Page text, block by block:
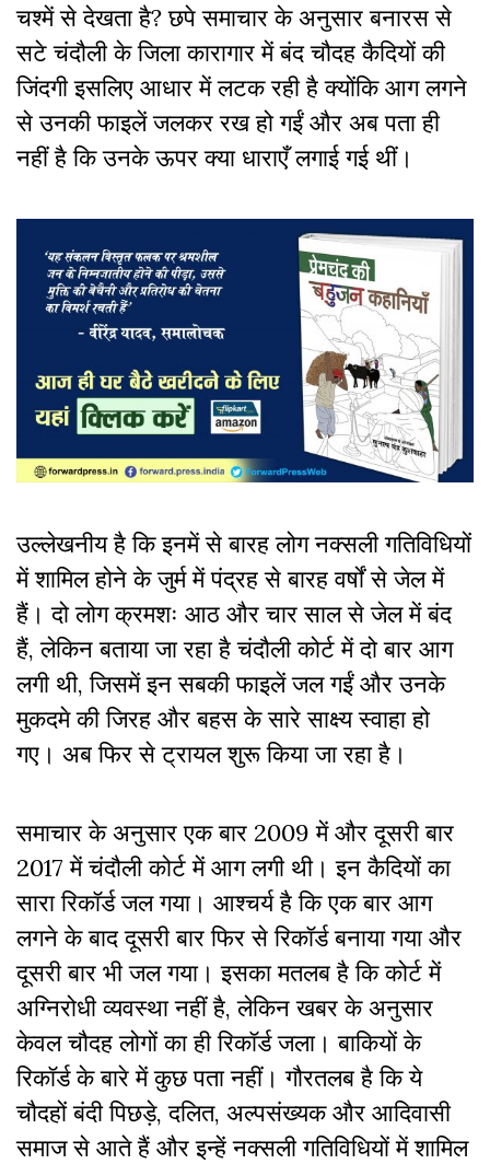
चश्में से देखता है? छपे समाचार के अनुसार बनारस से
सटे चंदौली के जिला कारागार में बंद चौदह कैदियों की
जिंदगी इसलिए आधार में लटक रही है क्योंकि आग लगने
से उनकी फाइलें जलकर रख हो गईं और अब पता ही
नहीं है कि उनके ऊपर क्या धाराएँ लगाई गई थीं।
उल्लेखनीय है कि इनमें से बारह लोग नक्सली गतिविधियों
में शामिल होने के जुर्म में पंद्रह से बारह वर्षों से जेल में
हैं। दो लोग क्रमशः आठ और चार साल से जेल में बंद
हैं, लेकिन बताया जा रहा है चंदौली कोर्ट में दो बार आग
लगी थी, जिसमें इन सबकी फाइलें जल गईं और उनके
मुकदमे की जिरह और बहस के सारे साक्ष्य स्वाहा हो
गए। अब फिर से ट्रायल शुरू किया जा रहा है।
समाचार के अनुसार एक बार 2009 में और दूसरी बार
2017 में चंदौली कोर्ट में आग लगी थी। इन कैदियों का
सारा रिकॉर्ड जल गया। आश्चर्य है कि एक बार आग
लगने के बाद दूसरी बार फिर से रिकॉर्ड बनाया गया और
दूसरी बार भी जल गया। इसका मतलब है कि कोर्ट में
अग्निरोधी व्यवस्था नहीं है, लेकिन खबर के अनुसार
केवल चौदह लोगों का ही रिकॉर्ड जला। बाकियों के
रिकॉर्ड के बारे में कुछ पता नहीं। गौरतलब है कि ये
चौदहों बंदी पिछड़े, दलित, अल्पसंख्यक और आदिवासी
समाज से आते हैं और इन्हें नक्सली गतिविधियों में शामिल